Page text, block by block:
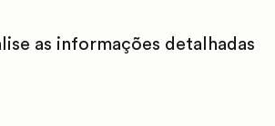
as informações detalhadas